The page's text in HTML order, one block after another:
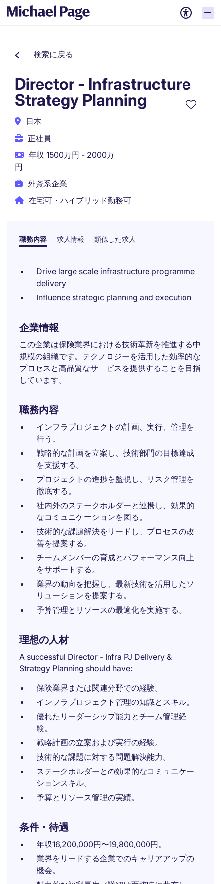
検索に戻る
Director - Infrastructure
Strategy Planning
日本
正社員
年収 1500万円 - 2000万
円
外資系企業
在宅可・ハイブリッド勤務可
職務内容 求人情報 類似した求人
Drive large scale infrastructure programme
delivery
Influence strategic planning and execution
企業情報
この企業は保険業界における技術革新を推進する中
規模の組織です。テクノロジーを活用した効率的な
プロセスと高品質なサービスを提供することを目指
しています。
職務内容
インフラプロジェクトの計画、実行、管理を
行う。
戦略的な計画を立案し、技術部門の目標達成
を支援する。
プロジェクトの進捗を監視し、リスク管理を
徹底する。
社内外のステークホルダーと連携し、効果的
なコミュニケーションを図る。
技術的な課題解決をリードし、プロセスの改
善を提案する。
チームメンバーの育成とパフォーマンス向上
をサポートする。
業界の動向を把握し、最新技術を活用したソ
リューションを提案する。
予算管理とリソースの最適化を実施する。
理想の人材
A successful Director - Infra PJ Delivery &
Strategy Planning should have:
保険業界または関連分野での経験。
インフラプロジェクト管理の知識とスキル。
優れたリーダーシップ能力とチーム管理経
験。
戦略計画の立案および実行の経験。
技術的な課題に対する問題解決能力。
ステークホルダーとの効果的なコミュニケー
ションスキル。
予算とリソース管理の実績。
条件・待遇
年収16,200,000円〜19,800,000円。
業界をリードする企業でのキャリアアップの
機会。